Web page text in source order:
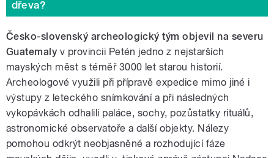
dřeva?
Česko-slovenský archeologický tým objevil na severu
Guatemaly v provincii Petén jedno z nejstarších
mayských měst s téměř 3000 let starou historií.
Archeologové využili při přípravě expedice mimo jiné i
výstupy z leteckého snímkování a při následných
vykopávkách odhalili paláce, sochy, pozůstatky rituálů,
astronomické observatoře a další objekty. Nálezy
pomohou odkrýt neobjasněné a rozhodující fáze